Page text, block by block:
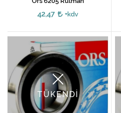
42,47 +kdv
TÜKENDİ